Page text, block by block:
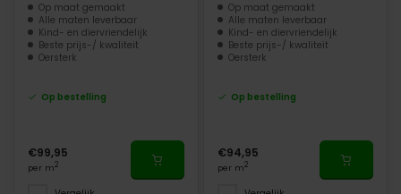
Op maat gemaakt
Alle maten leverbaar
Kind- en diervriendelijk
Beste prijs-/ kwaliteit
Oersterk
Op bestelling
€99,95
per m2
Op maat gemaakt
Alle maten leverbaar
Kind- en diervriendelijk
Beste prijs-/ kwaliteit
Oersterk
Op bestelling
€94,95
per m2